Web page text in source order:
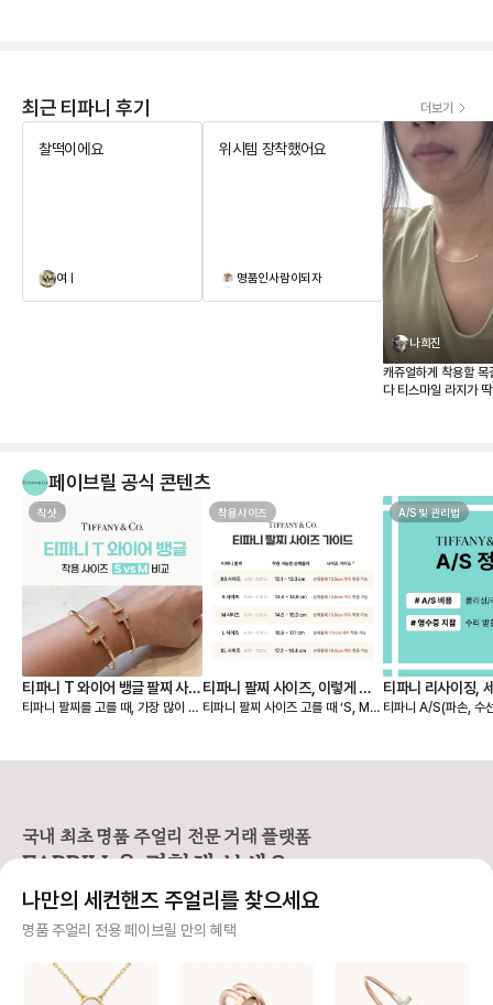
최근 티파니 후기 더보기
찰떡이에요
여ㅣ
위시템 장착했어요
명품인사람이되자
나희진
캐쥬얼하게 착용할 목
다 티스마일 라지가
페이브릴 공식 콘텐츠
착샷
티파니 T 와이어 뱅글 팔찌 사이
즈 S, M 실착 후기
티파니 팔찌를 고를 때, 가장 많이 고
차이가 미묘해 보여도, 직접 착용해
용감과 차이를 정리해봤어요. 📏 티
파니 팔찌 사이즈 기준 (손목 둘레 기
→ 손목 둘레 14.6~15.9cm (약 1
4.5cm 기준) S 사이즈 착용 - 손목
이 느껴지지만, 고정감이 좋아 움직
임 중에도 돌아가지 않아요. - 단단한
착용사이즈
티파니 팔찌 사이즈, 이렇게 고
르세요 💙
티파니 팔찌 사이즈 고를 때 ‘S, M,
드라 사이즈를 S, M, L 등으로 표기
럽/한국 기준으로 정리해드릴게요.
📏 티파니 팔찌, 손목 둘레 기준으로
6~15.9cm 에 맞아요. ✋ 실착 예
디자인인 T 와이어 팔찌를 착용했을
림한 핏 - M 사이즈는 손목 아래로
살짝 내려오는 여유로운 핏이에요.
A/S 및 관리법
티파니 리사이징,
티파니 A/S(파손, 수
❶구매 증빙용 영수
제품별 무상 서비스
국내 최초 명품 주얼리 전문 거래 플랫폼
FABRILL을 경험해 보세요.
사기 걱정 없는 안전 결제
니면 반환해 드려요.
나만의 세컨핸즈 주얼리를 찾으세요
명품 주얼리 전용 페이브릴 만의 혜택